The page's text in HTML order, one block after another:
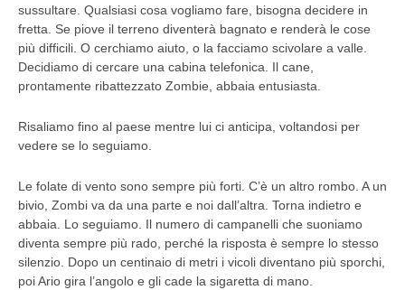
sussultare. Qualsiasi cosa vogliamo fare, bisogna decidere in
fretta. Se piove il terreno diventerà bagnato e renderà le cose
più difficili. O cerchiamo aiuto, o la facciamo scivolare a valle.
Decidiamo di cercare una cabina telefonica. Il cane,
prontamente ribattezzato Zombie, abbaia entusiasta.
Risaliamo fino al paese mentre lui ci anticipa, voltandosi per
vedere se lo seguiamo.
Le folate di vento sono sempre più forti. C’è un altro rombo. A un
bivio, Zombi va da una parte e noi dall’altra. Torna indietro e
abbaia. Lo seguiamo. Il numero di campanelli che suoniamo
diventa sempre più rado, perché la risposta è sempre lo stesso
silenzio. Dopo un centinaio di metri i vicoli diventano più sporchi,
poi Ario gira l’angolo e gli cade la sigaretta di mano.